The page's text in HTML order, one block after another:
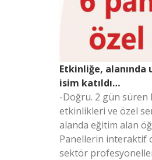
Etkinliğe,
isim katıldı…
-Doğru. 2 gün süren
etkinlikleri ve özel
alanda eğitim alan
Panellerin interaktif
sektör